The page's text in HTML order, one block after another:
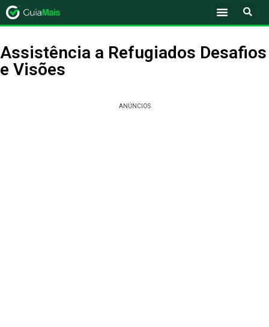
Assistência a Refugiados Desafios
e Visões
ANÚNCIOS